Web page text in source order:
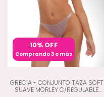
10% OFF
Comprando 3 o más
GRECIA - CONJUNTO TAZA SOFT
SUAVE MORLEY C/REGULABLE